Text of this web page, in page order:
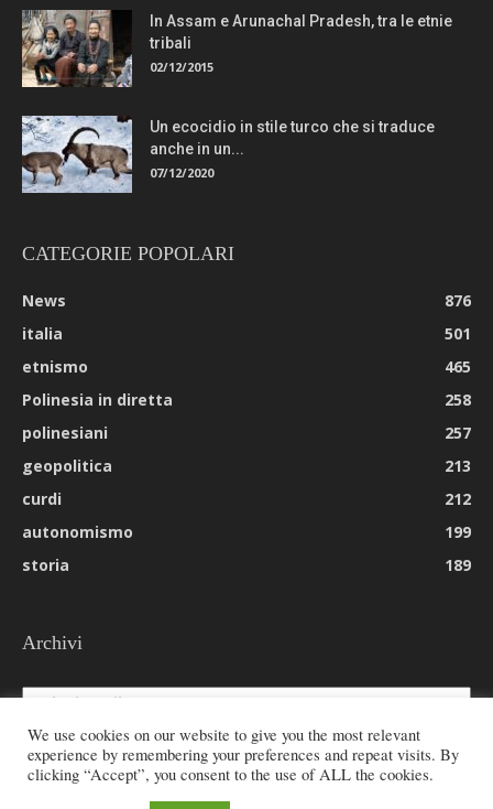
In Assam e Arunachal Pradesh, tra le etnie
tribali
02/12/2015
Un ecocidio in stile turco che si traduce
anche in un...
07/12/2020
CATEGORIE POPOLARI
News
876
italia
501
etnismo
465
Polinesia in diretta
258
polinesiani
257
geopolitica
213
curdi
212
autonomismo
199
storia
189
Archivi
Archivi
We use cookies on our website to give you the most relevant
experience by remembering your preferences and repeat visits. By
clicking “Accept”, you consent to the use of ALL the cookies.